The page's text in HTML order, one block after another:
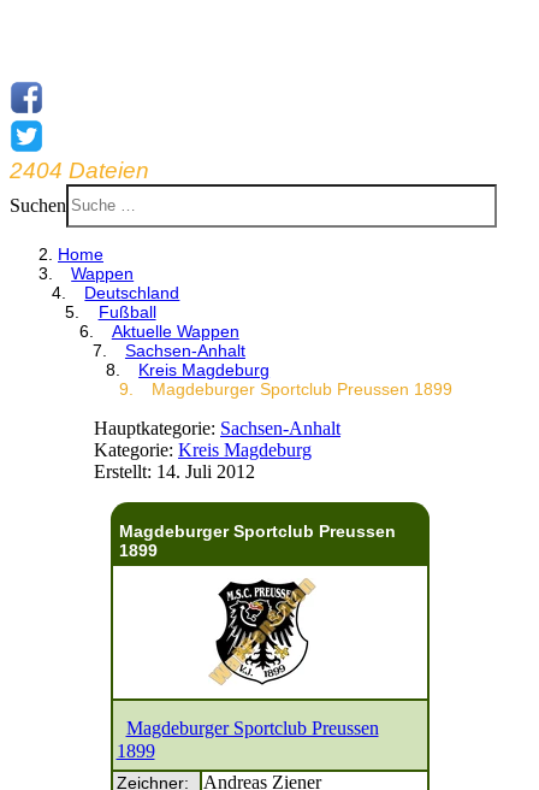
2404 Dateien
Suchen
Home
Wappen
Deutschland
Fußball
Aktuelle Wappen
Sachsen-Anhalt
Kreis Magdeburg
Magdeburger Sportclub Preussen 1899
Hauptkategorie: Sachsen-Anhalt
Kategorie: Kreis Magdeburg
Erstellt: 14. Juli 2012
Magdeburger Sportclub Preussen
1899
Magdeburger Sportclub Preussen
1899
Zeichner: Andreas Ziener